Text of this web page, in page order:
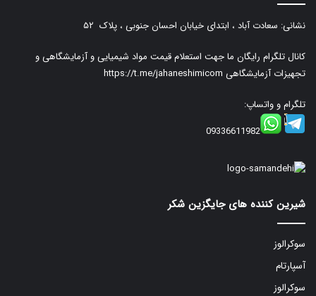
نشانی: سعادت آباد ، ابتدای خیابان احسان جنوبی ، پلاک ۵۲
کانال تلگرام رایگان ما جهت استعلام قیمت مواد شیمیایی و آزمایشگاهی و
تجهیزات آزمایشگاهی https://t.me/jahaneshimicom
تلگرام و واتساپ:
09336611982
شیرین کننده های جایگزین شکر
سوکرالوز
آسپارتام
سوکرالوز